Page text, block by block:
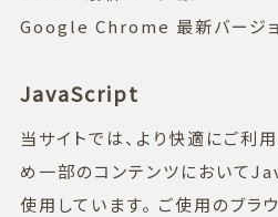
Google Chrome 最新バージ
JavaScript
当サイトでは、より快適にご利
め一部のコンテンツにおいて
使用しています。 ご使用のブラ